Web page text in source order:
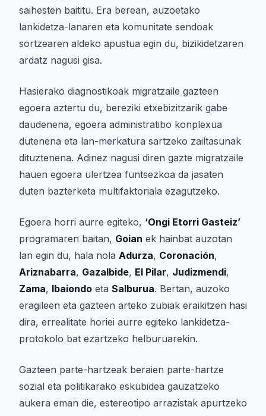
saihesten baititu. Era berean, auzoetako
lankidetza-lanaren eta komunitate sendoak
sortzearen aldeko apustua egin du, bizikidetzaren
ardatz nagusi gisa.
Hasierako diagnostikoak migratzaile gazteen
egoera aztertu du, bereziki etxebizitzarik gabe
daudenena, egoera administratibo konplexua
dutenena eta lan-merkatura sartzeko zailtasunak
dituztenena. Adinez nagusi diren gazte migratzaile
hauen egoera ulertzea funtsezkoa da jasaten
duten bazterketa multifaktoriala ezagutzeko.
Egoera horri aurre egiteko, ‘Ongi Etorri Gasteiz’
programaren baitan, Goian ek hainbat auzotan
lan egin du, hala nola Adurza, Coronación,
Ariznabarra, Gazalbide, El Pilar, Judizmendi,
Zama, Ibaiondo eta Salburua. Bertan, auzoko
eragileen eta gazteen arteko zubiak eraikitzen hasi
dira, errealitate horiei aurre egiteko lankidetza-
protokolo bat ezartzeko helburuarekin.
Gazteen parte-hartzeak beraien parte-hartze
sozial eta politikarako eskubidea gauzatzeko
aukera eman die, estereotipo arrazistak apurtzeko